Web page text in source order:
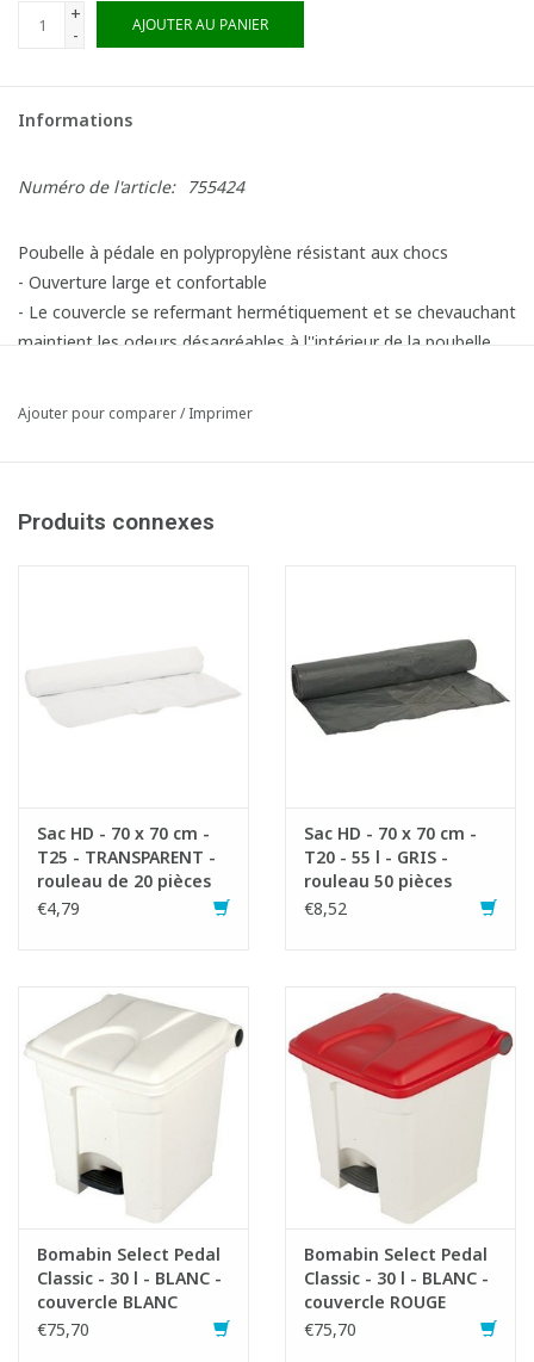
+
-
AJOUTER AU PANIER
Informations
Numéro de l'article: 755424
Poubelle à pédale en polypropylène résistant aux chocs
- Ouverture large et confortable
- Le couvercle se refermant hermétiquement et se chevauchant
maintient les odeurs désagréables à l''intérieur de la poubelle.
- Facile à nettoyer et à désinfecter : surfaces lisses et coins
Article composé des éléments suivants:
1x755448 Etiquettes déchets séparés
Fiche produit
Ajouter pour comparer/Imprimer
Produits connexes
Sac HD - 70 x 70 cm -
T25 - TRANSPARENT -
rouleau de 20 pièces
€4,79
Sac HD - 70 x 70 cm -
T20 - 55 l - GRIS -
rouleau 50 pièces
€8,52
Bomabin Select Pedal
Classic - 30 l - BLANC -
couvercle BLANC
€75,70
Bomabin Select Pedal
Classic - 30 l - BLANC -
couvercle ROUGE
€75,70